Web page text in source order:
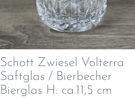
Schott Zwiesel Volterra
Saftglas / Bierbecher
Bierglas H: ca.11,5 cm